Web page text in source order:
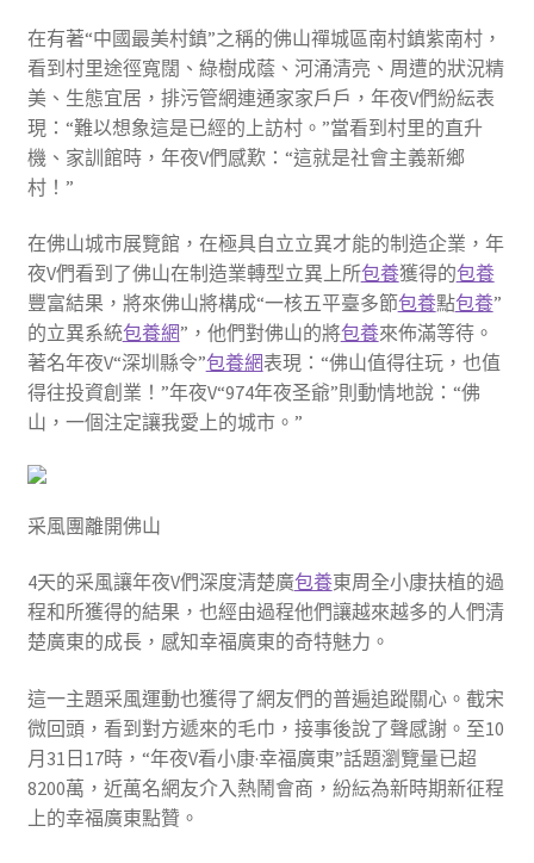
在有著“中國最美村鎮”之稱的佛山禪城區南村鎮紫南村，
看到村里途徑寬闊、綠樹成蔭、河涌清亮、周遭的狀況精
美、生態宜居，排污管網連通家家戶戶，年夜V們紛紜表
現：“難以想象這是已經的上訪村。”當看到村里的直升
機、家訓館時，年夜V們感歎：“這就是社會主義新鄉
村！”
在佛山城市展覽館，在極具自立立異才能的制造企業，年
夜V們看到了佛山在制造業轉型立異上所包養獲得的包養
豐富結果，將來佛山將構成“一核五平臺多節包養點包養”
的立異系統包養網”，他們對佛山的將包養來佈滿等待。
著名年夜V“深圳縣令”包養網表現：“佛山值得往玩，也值
得往投資創業！”年夜V“974年夜圣爺”則動情地說：“佛
山，一個注定讓我愛上的城市。”
采風團離開佛山
4天的采風讓年夜V們深度清楚廣包養東周全小康扶植的過
程和所獲得的結果，也經由過程他們讓越來越多的人們清
楚廣東的成長，感知幸福廣東的奇特魅力。
這一主題采風運動也獲得了網友們的普遍追蹤關心。截宋
微回頭，看到對方遞來的毛巾，接事後說了聲感謝。至10
月31日17時，“年夜V看小康·幸福廣東”話題瀏覽量已超
8200萬，近萬名網友介入熱鬧會商，紛紜為新時期新征程
上的幸福廣東點贊。